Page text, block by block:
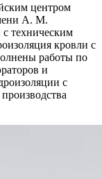
центром
А. М.
техническим
кровли с
работы по
и
с